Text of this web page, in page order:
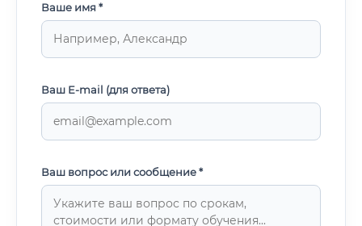
Ваше имя *
Ваш E-mail (для ответа)
Ваш вопрос или сообщение *